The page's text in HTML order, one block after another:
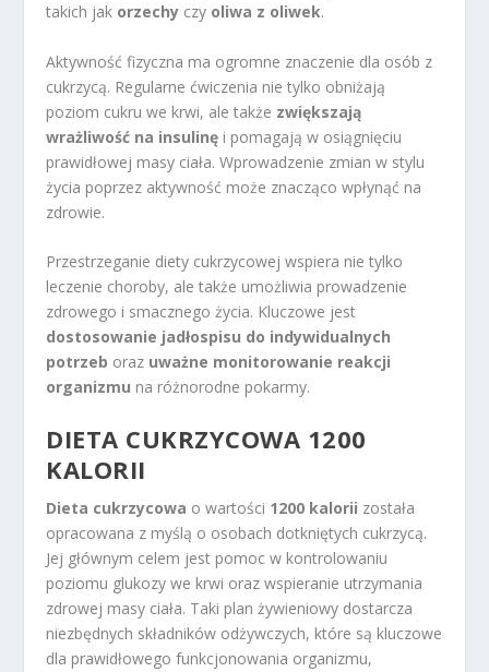
takich jak orzechy czy oliwa z oliwek.
Aktywność fizyczna ma ogromne znaczenie dla osób z
cukrzycą. Regularne ćwiczenia nie tylko obniżają
poziom cukru we krwi, ale także zwiększają
wrażliwość na insulinę i pomagają w osiągnięciu
prawidłowej masy ciała. Wprowadzenie zmian w stylu
życia poprzez aktywność może znacząco wpłynąć na
zdrowie.
Przestrzeganie diety cukrzycowej wspiera nie tylko
leczenie choroby, ale także umożliwia prowadzenie
zdrowego i smacznego życia. Kluczowe jest
dostosowanie jadłospisu do indywidualnych
potrzeb oraz uważne monitorowanie reakcji
organizmu na różnorodne pokarmy.
DIETA CUKRZYCOWA 1200
KALORII
Dieta cukrzycowa o wartości 1200 kalorii została
opracowana z myślą o osobach dotkniętych cukrzycą.
Jej głównym celem jest pomoc w kontrolowaniu
poziomu glukozy we krwi oraz wspieranie utrzymania
zdrowej masy ciała. Taki plan żywieniowy dostarcza
niezbędnych składników odżywczych, które są kluczowe
dla prawidłowego funkcjonowania organizmu,